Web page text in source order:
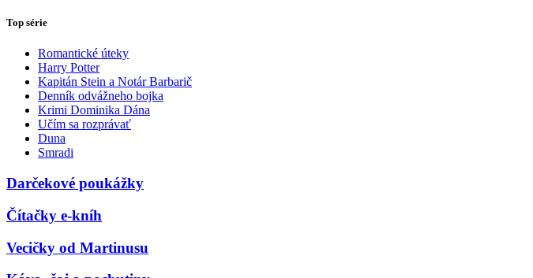
Top série
Romantické úteky
Harry Potter
Kapitán Stein a Notár Barbarič
Denník odvážneho bojka
Krimi Dominika Dána
Učím sa rozprávať
Duna
Smradi
Darčekové poukážky
Čítačky e-kníh
Vecičky od Martinusu